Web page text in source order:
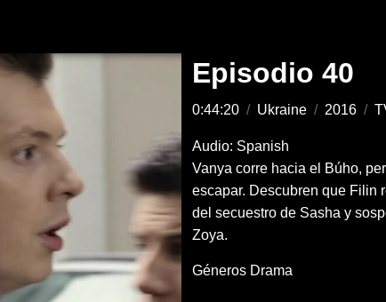
Episodio 40
0:44:20 / Ukraine / 2016 /
Audio: Spanish
Vanya corre hacia el Búho,
escapar. Descubren que Filin
del secuestro de Sasha y
Zoya.
Géneros Drama